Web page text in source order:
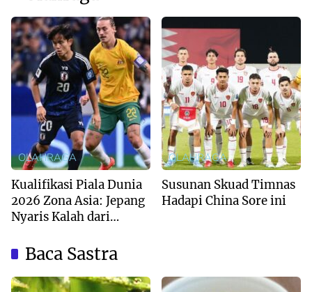
OLAHRAGA
Kualifikasi Piala Dunia
2026 Zona Asia: Jepang
Nyaris Kalah dari
OLAHRAGA
Susunan Skuad Timnas
Hadapi China Sore ini
Baca Sastra